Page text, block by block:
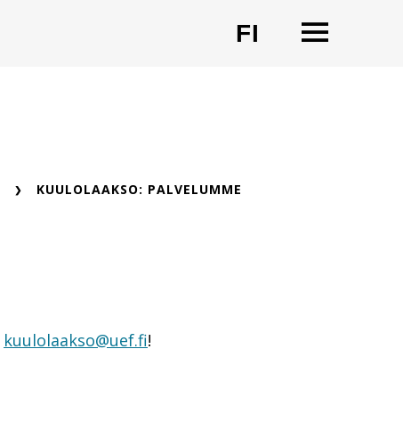
FICHANGE
KUULOLAAKSO: PALVELUMME
kuulolaakso@uef.fi!